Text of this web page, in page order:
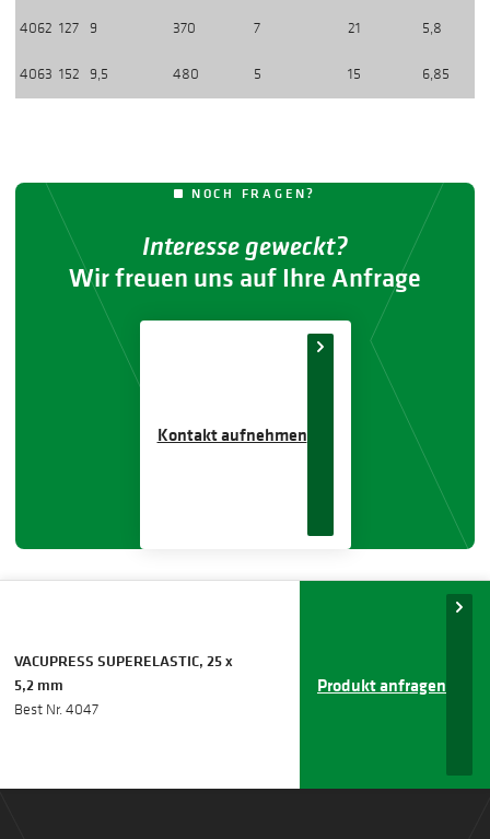
4062 127 9 370 7 21 5,8
4063 152 9,5 480 5 15 6,85
NOCH FRAGEN?
Interesse geweckt?
Wir freuen uns auf Ihre Anfrage
Kontakt aufnehmen
VACUPRESS SUPERELASTIC, 25 x
5,2 mm
Best Nr. 4047
Produkt anfragen